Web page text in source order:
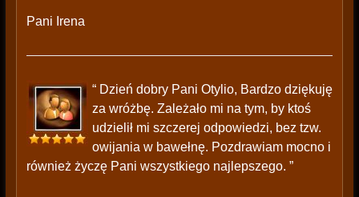
Pani Irena
“ Dzień dobry Pani Otylio, Bardzo dziękuję
za wróżbę. Zależało mi na tym, by ktoś
udzielił mi szczerej odpowiedzi, bez tzw.
owijania w bawełnę. Pozdrawiam mocno i
również życzę Pani wszystkiego najlepszego. ”